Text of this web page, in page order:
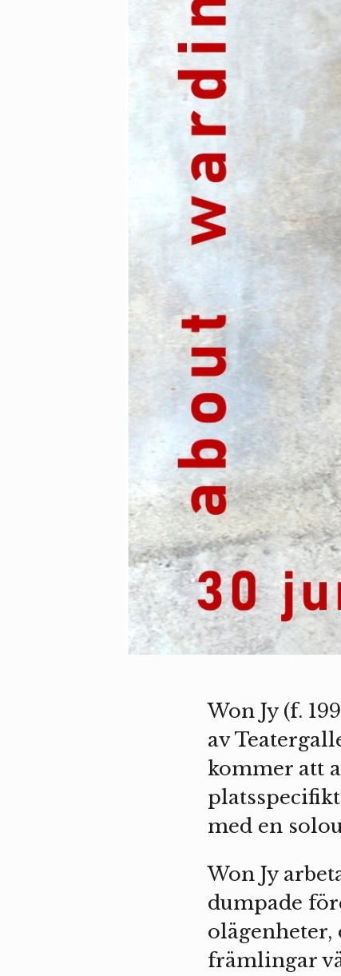
Won Jy (f.
av
kommer att
med en
Won Jy
dumpade
främlingar